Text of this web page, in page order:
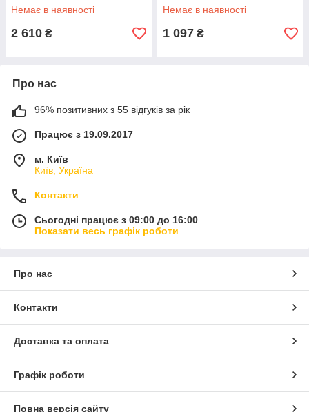
Немає в наявності
2 610 ₴
Немає в наявності
1 097 ₴
Про нас
96% позитивних з 55 відгуків за рік
Працює з 19.09.2017
м. Київ
Київ, Україна
Контакти
Сьогодні працює з 09:00 до 16:00
Показати весь графік роботи
Про нас
Контакти
Доставка та оплата
Графік роботи
Повна версія сайту